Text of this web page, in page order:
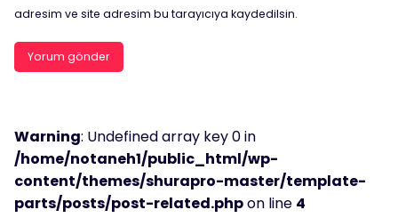
adresim ve site adresim bu tarayıcıya kaydedilsin.
Warning: Undefined array key 0 in
/home/notaneh1/public_html/wp-
content/themes/shurapro-master/template-
parts/posts/post-related.phpon line 4